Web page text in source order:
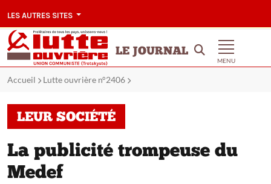
LES AUTRES SITES
LE JOURNAL
MENU
Accueil Lutte ouvrière n°2406
LEUR SOCIÉTÉ
La publicité trompeuse du
Medef